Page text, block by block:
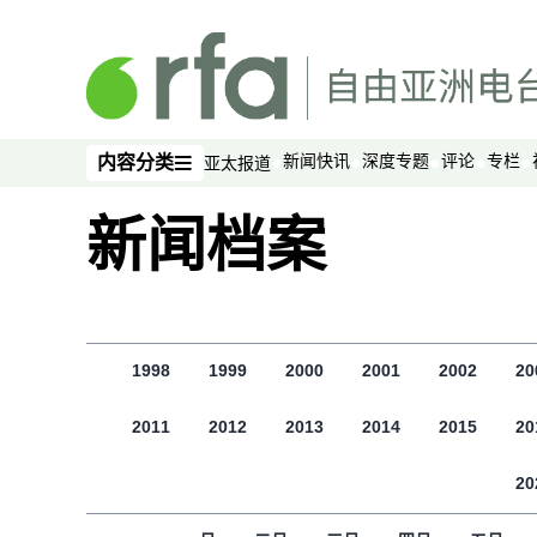
跳至主内容
内容分类
内容分类 亚太报道 新闻快讯 深度专题 评论 专栏
新闻档案
1998 1999 2000 2001 2002
2011 2012 2013 2014 2015